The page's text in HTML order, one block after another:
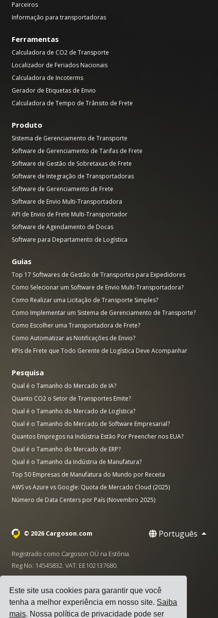
Este site usa cookies para garantir que você
tenha a melhor experiência em nosso site. Saiba
mais. Nossa política de privacidade pode ser
Parceiros
Informação para transportadoras
Ferramentas
Calculadora de CO2 de Transporte
Localizador de Feriados Nacionais
Calculadora de Incoterms
Gerador de Etiquetas de Envio
Calculadora de Tempo de Trânsito de Frete
Produto
Sistema de Gerenciamento de Transporte
Software de Gerenciamento de Tarifas de Frete
Software de Gestão de Sobretaxas de Frete
Software de Integração de Transportadoras
Software de Gerenciamento de Frete
Software de Envio Multi-Transportadora
API de Envio de Frete Multi-Transportador
Software de Agendamento de Docas
Software para Departamento de Logística
Guias
Top 17 Softwares de Gestão de Transportes para Expedidores
Como Selecionar um Software de Envio Multi-Transportadora?
Como Realizar uma Licitação de Transporte Simples?
Como Implementar um Sistema de Gerenciamento de Transporte?
Como Escolher uma Transportadora de Frete?
Como Automatizar as Notificações de Envio?
KPIs de Frete que Todo Gerente de Logística Deve Acompanhar
Pesquisa
Qual é o Tamanho do Mercado de IA?
Quanto CO2 o Setor de Transportes Emite?
Qual é o Tamanho do Mercado de Logística?
Qual é o Tamanho do Mercado de Software Empresarial?
Quantos Empregos na Indústria Estão Por Preencher nos EUA?
Qual é o Tamanho do Mercado de ERP?
Qual é o Tamanho da Indústria de Manufatura?
Top 50 Empresas de Manufatura do Mundo por Receita
AWS vs Azure vs Google: Quota de Mercado Cloud (2025)
Número de Data Centers por País (Novembro 2025)
© 2026 Cargoson.com Português
Registrado como Cargoson OÜ na Estônia.
Reg No: 14545832. VAT: EE102137680.
· hello@cargoson.com